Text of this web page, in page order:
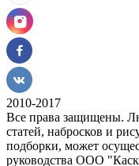
2010-2017
Все права защищены.
статей, набросков и
подборки, может
руководства ООО